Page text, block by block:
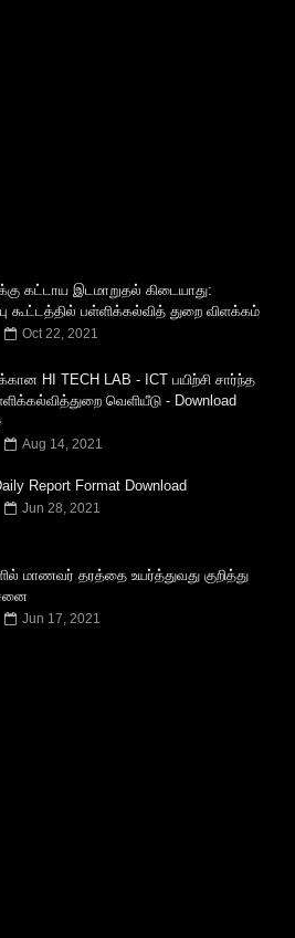
கட்டாய இடமாறுதல் கிடையாது:
கூட்டத்தில் பள்ளிக்கல்வித் துறை விளக்கம்
Oct 22, 2021
HI TECH LAB - ICT பயிற்சி சார்ந்த
வெளியீடு - Download
Aug 14, 2021
Report Format Download
Jun 28, 2021
மாணவர் தரத்தை உயர்த்துவது குறித்து
Jun 17, 2021